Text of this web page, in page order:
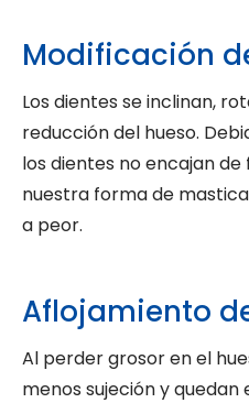
Modificación
Los dientes se inclinan,
reducción del hueso.
los dientes no encajan
nuestra forma de
a peor.
Aflojamiento
Al perder grosor en el
menos sujeción y